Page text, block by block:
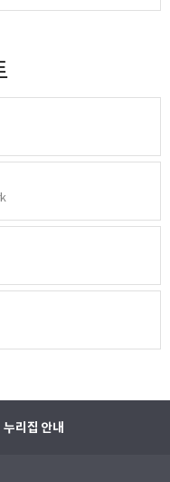
누리집 안내